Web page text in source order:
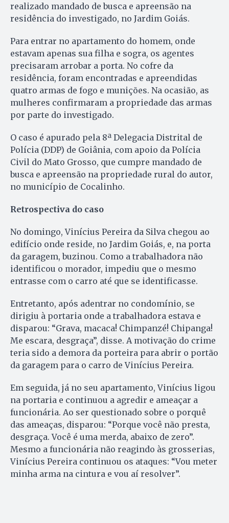
realizado mandado de busca e apreensão na
residência do investigado, no Jardim Goiás.
Para entrar no apartamento do homem, onde
estavam apenas sua filha e sogra, os agentes
precisaram arrobar a porta. No cofre da
residência, foram encontradas e apreendidas
quatro armas de fogo e munições. Na ocasião, as
mulheres confirmaram a propriedade das armas
por parte do investigado.
O caso é apurado pela 8ª Delegacia Distrital de
Polícia (DDP) de Goiânia, com apoio da Polícia
Civil do Mato Grosso, que cumpre mandado de
busca e apreensão na propriedade rural do autor,
no município de Cocalinho.
Retrospectiva do caso
No domingo, Vinícius Pereira da Silva chegou ao
edifício onde reside, no Jardim Goiás, e, na porta
da garagem, buzinou. Como a trabalhadora não
identificou o morador, impediu que o mesmo
entrasse com o carro até que se identificasse.
Entretanto, após adentrar no condomínio, se
dirigiu à portaria onde a trabalhadora estava e
disparou: “Grava, macaca! Chimpanzé! Chipanga!
Me escara, desgraça”, disse. A motivação do crime
teria sido a demora da porteira para abrir o portão
da garagem para o carro de Vinícius Pereira.
Em seguida, já no seu apartamento, Vinícius ligou
na portaria e continuou a agredir e ameaçar a
funcionária. Ao ser questionado sobre o porquê
das ameaças, disparou: “Porque você não presta,
desgraça. Você é uma merda, abaixo de zero”.
Mesmo a funcionária não reagindo às grosserias,
Vinícius Pereira continuou os ataques: “Vou meter
minha arma na cintura e vou aí resolver”.